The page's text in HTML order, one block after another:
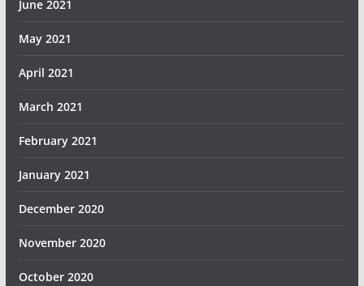
June 2021
May 2021
April 2021
March 2021
February 2021
January 2021
December 2020
November 2020
October 2020